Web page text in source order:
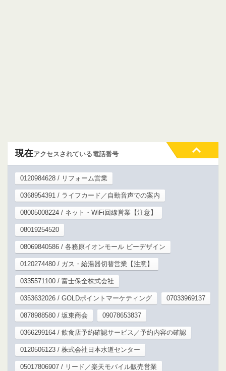
現在アクセスされている電話番号
0120984628 / リフォーム営業
0368954391 / ライフカード／自動音声での案内
08005008224 / ネット・WiFi回線営業【注意】
08019254520
08069840586 / 各務原イオンモール ビーデザイン
0120274480 / ガス・給湯器切替営業【注意】
0335571100 / 富士保全株式会社
0353632026 / GOLDポイントマーケティング 07033969137
0878988580 / 坂東商会 09078653837
0366299164 / 飲食店予約確認サービス／予約内容の確認
0120506123 / 株式会社日本水道センター
05017806907 / リード／楽天モバイル販売営業